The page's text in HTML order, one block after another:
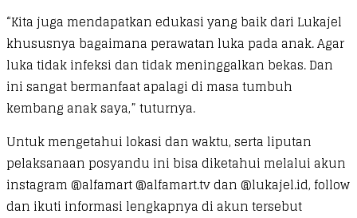
“Kita juga mendapatkan edukasi yang baik dari Lukajel
khususnya bagaimana perawatan luka pada anak. Agar
luka tidak infeksi dan tidak meninggalkan bekas. Dan
ini sangat bermanfaat apalagi di masa tumbuh
kembang anak saya,” tuturnya.
Untuk mengetahui lokasi dan waktu, serta liputan
pelaksanaan posyandu ini bisa diketahui melalui akun
instagram @alfamart @alfamart.tv dan @lukajel.id, follow
dan ikuti informasi lengkapnya di akun tersebut